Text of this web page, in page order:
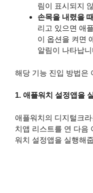
림이 표시되지
손목을 내렸을
리고 있으면 애
이 옵션을 켜면
알림이 나타납
해당 기능 진입 방법은
1. 애플워치 설정앱을
애플워치의 디지털크
치앱 리스트를 연 다음
워치 설정앱을 실행해